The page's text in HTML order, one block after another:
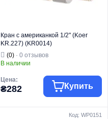
Кран с американкой 1/2" (Koer
KR.227) (KR0014)
(0)· 0 отзывов
В наличии
Цена:
₴282 Купить
Код: WP0151